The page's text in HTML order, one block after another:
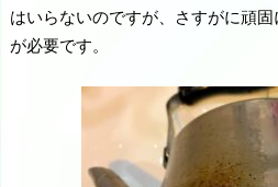
はいらないのですが、さすがに頑
が必要です。